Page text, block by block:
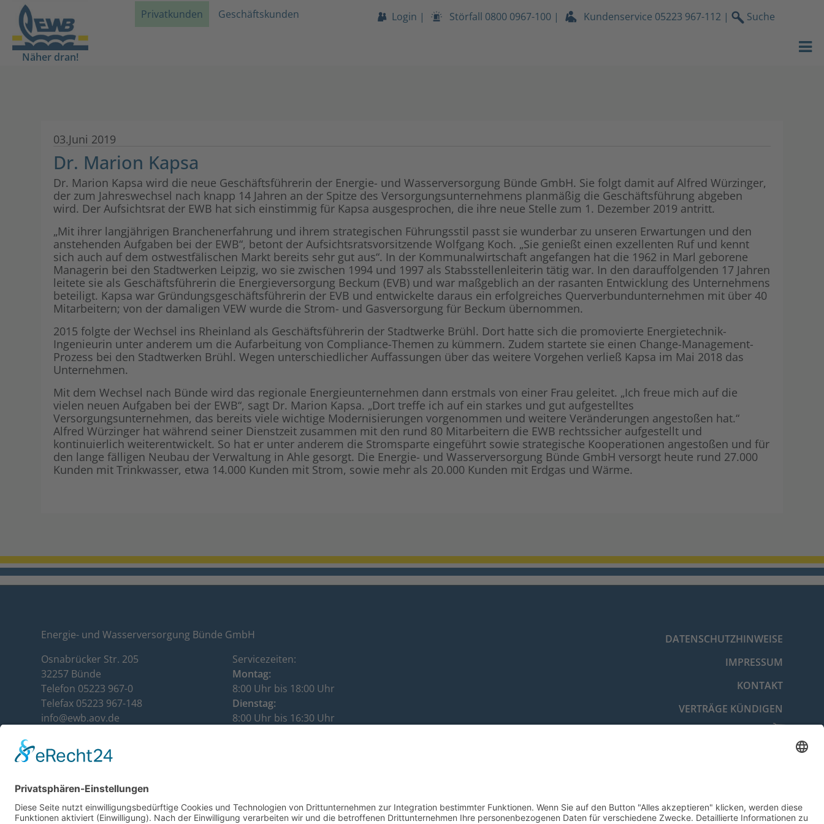
Näher dran!
Privatkunden Geschäftskunden Login | Störfall 0800 0967-100 | Kundenservice 05223 967-112 | Suche
03.Juni 2019
Dr. Marion Kapsa
Dr. Marion Kapsa wird die neue Geschäftsführerin der Energie- und Wasserversorgung Bünde GmbH. Sie folgt damit auf Alfred Würzinger,
der zum Jahreswechsel nach knapp 14 Jahren an der Spitze des Versorgungsunternehmens planmäßig die Geschäftsführung abgeben
wird. Der Aufsichtsrat der EWB hat sich einstimmig für Kapsa ausgesprochen, die ihre neue Stelle zum 1. Dezember 2019 antritt.
„Mit ihrer langjährigen Branchenerfahrung und ihrem strategischen Führungsstil passt sie wunderbar zu unseren Erwartungen und den
anstehenden Aufgaben bei der EWB“, betont der Aufsichtsratsvorsitzende Wolfgang Koch. „Sie genießt einen exzellenten Ruf und kennt
sich auch auf dem ostwestfälischen Markt bereits sehr gut aus“. In der Kommunalwirtschaft angefangen hat die 1962 in Marl geborene
Managerin bei den Stadtwerken Leipzig, wo sie zwischen 1994 und 1997 als Stabsstellenleiterin tätig war. In den darauffolgenden 17 Jahren
leitete sie als Geschäftsführerin die Energieversorgung Beckum (EVB) und war maßgeblich an der rasanten Entwicklung des Unternehmens
beteiligt. Kapsa war Gründungsgeschäftsführerin der EVB und entwickelte daraus ein erfolgreiches Querverbundunternehmen mit über 40
Mitarbeitern; von der damaligen VEW wurde die Strom- und Gasversorgung für Beckum übernommen.
2015 folgte der Wechsel ins Rheinland als Geschäftsführerin der Stadtwerke Brühl. Dort hatte sich die promovierte Energietechnik-
Ingenieurin unter anderem um die Aufarbeitung von Compliance-Themen zu kümmern. Zudem startete sie einen Change-Management-
Prozess bei den Stadtwerken Brühl. Wegen unterschiedlicher Auffassungen über das weitere Vorgehen verließ Kapsa im Mai 2018 das
Unternehmen.
Mit dem Wechsel nach Bünde wird das regionale Energieunternehmen dann erstmals von einer Frau geleitet. „Ich freue mich auf die
vielen neuen Aufgaben bei der EWB“, sagt Dr. Marion Kapsa. „Dort treffe ich auf ein starkes und gut aufgestelltes
Versorgungsunternehmen, das bereits viele wichtige Modernisierungen vorgenommen und weitere Veränderungen angestoßen hat.“
Alfred Würzinger hat während seiner Dienstzeit zusammen mit den rund 80 Mitarbeitern die EWB rechtssicher aufgestellt und
kontinuierlich weiterentwickelt. So hat er unter anderem die Stromsparte eingeführt sowie strategische Kooperationen angestoßen und für
den lange fälligen Neubau der Verwaltung in Ahle gesorgt. Die Energie- und Wasserversorgung Bünde GmbH versorgt heute rund 27.000
Kunden mit Trinkwasser, etwa 14.000 Kunden mit Strom, sowie mehr als 20.000 Kunden mit Erdgas und Wärme.
Energie- und Wasserversorgung Bünde GmbH
Osnabrücker Str. 205
32257 Bünde
Telefon 05223 967-0
Telefax 05223 967-148
info@ewb.aov.de
Kundenservice: 05223 967-112
Servicezeiten:
Montag:
8:00 Uhr bis 18:00 Uhr
Dienstag:
8:00 Uhr bis 16:30 Uhr
DATENSCHUTZHINWEISE
IMPRESSUM
KONTAKT
VERTRÄGE KÜNDIGEN
© 2026 Energie- und
Shop
EWB Portrait